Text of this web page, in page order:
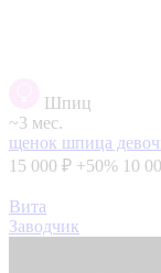
Шпиц
~3 мес.
щенок шпица
15 000 ₽ +50% 10
Вита
Заводчик